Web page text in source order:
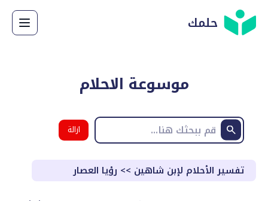
حلمك
موسوعة الاحلام
ازالة
البحث
تفسير الأحلام لإبن شاهين >> رؤيا العصار